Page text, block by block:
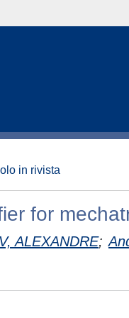
in rivista
for
ALEXANDRE;